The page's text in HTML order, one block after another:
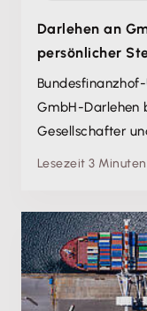
Darlehen an
persönlicher
GmbH-Darlehen
Gesellschafter
Lesezeit 3 Minuten